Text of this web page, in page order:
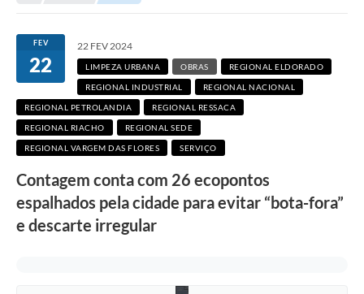
FEV
22
22 FEV 2024
LIMPEZA URBANA OBRAS REGIONAL ELDORADO
REGIONAL INDUSTRIAL REGIONAL NACIONAL
REGIONAL PETROLANDIA REGIONAL RESSACA
REGIONAL RIACHO REGIONAL SEDE
REGIONAL VARGEM DAS FLORES SERVIÇO
Contagem conta com 26 ecopontos
espalhados pela cidade para evitar “bota-fora”
e descarte irregular
o
:
d
e
l
c
i
R
a
m